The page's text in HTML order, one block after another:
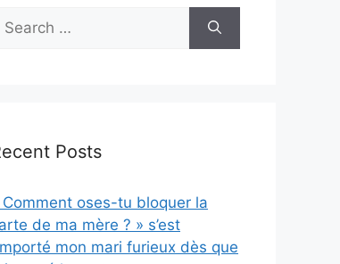
Posts
Comment oses-tu bloquer la
de ma mère ? » s’est
mon mari furieux dès que